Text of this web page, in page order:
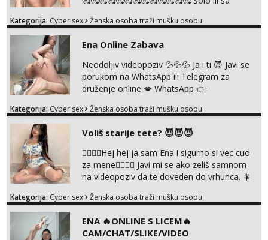
WhatsApp ili Telegram WhatsApp 👉
@enafriedrichkis 🤬NE RADIM SASTANKE I
DRUZENJA UZIVO🤬
Kategorija: Cyber sex Ženska osoba traži mušku osobu
Ena Online Zabava
Neodoljiv videopoziv 💦💦💦 Ja i ti 😈 Javi se
porukom na WhatsApp ili Telegram za
druženje online 💋 WhatsApp 👉
@enafriedrichkis NEE radimo sastnke uzivo
Kategorija: Cyber sex Ženska osoba traži mušku osobu
Voliš starije tete? 😈😈😈
❤️‍🔥❤️‍🔥Hej hej ja sam Ena i sigurno si vec cuo
za mene❤️‍🔥❤️‍🔥 Javi mi se ako zeliš samnom
na videopoziv da te doveden do vrhunca. 🎇
@enafriedrichkis Radim samo ONLINE I
Kategorija: Cyber sex Ženska osoba traži mušku osobu
ENA 🔥ONLINE S LICEM🔥
CAM/CHAT/SLIKE/VIDEO